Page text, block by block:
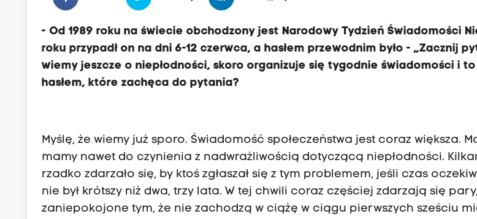
- Od 1989 roku na świecie obchodzony jest Narodowy Tydzień Świadomości
roku przypadł on na dni 6-12 czerwca, a hasłem przewodnim było - „Zacznij
wiemy jeszcze o niepłodności, skoro organizuje się tygodnie świadomości i
hasłem, które zachęca do pytania?
Myślę, że wiemy już sporo. Świadomość społeczeństwa jest coraz większa.
mamy nawet do czynienia z nadwrażliwością dotyczącą niepłodności.
rzadko zdarzało się, by ktoś zgłaszał się z tym problemem, jeśli czas
nie był krótszy niż dwa, trzy lata. W tej chwili coraz częściej zdarzają się
zaniepokojone tym, że nie zachodzą w ciążę w ciągu pierwszych sześciu